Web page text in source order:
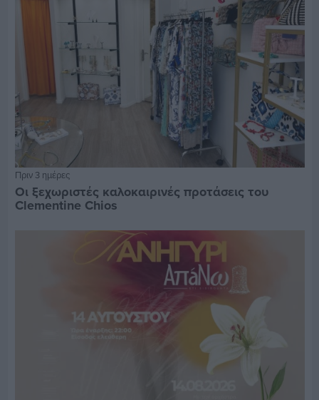
Πριν 3 ημέρες
Οι ξεχωριστές καλοκαιρινές προτάσεις του
Clementine Chios